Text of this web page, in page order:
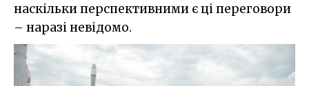
наскільки перспективними є ці переговори
– наразі невідомо.